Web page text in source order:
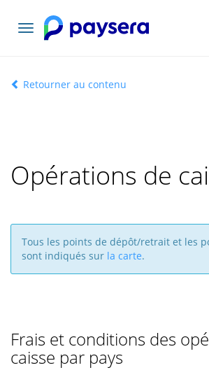
Basculer
Retourner au contenu
Opérations de
Tous les points de dépôt/retrait et les
sont indiqués sur la carte.
Frais et conditions des
caisse par pays